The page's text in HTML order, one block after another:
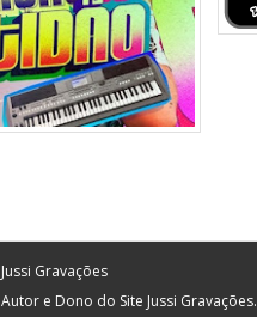
Jussi Gravações
Autor e Dono do Site Jussi Gravações.